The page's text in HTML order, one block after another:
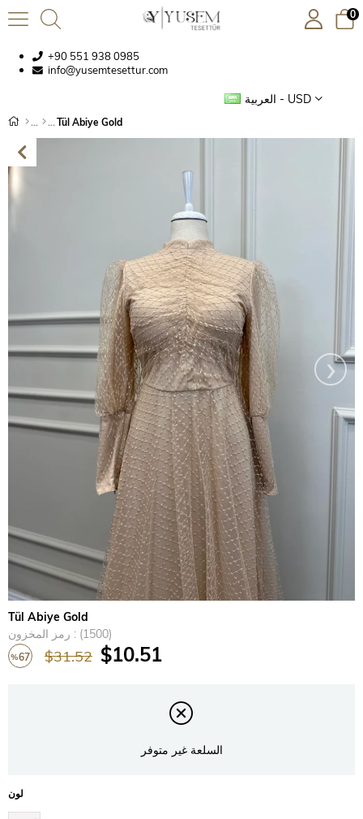
+90 551 938 0985
info@yusemtesettur.com
العربية - USD
0
Tül Abiye Gold
›
Tül Abiye Gold
رمز المخزون
(1500)
%67 $31.52 $10.51
السلعة غير متوفر
لون